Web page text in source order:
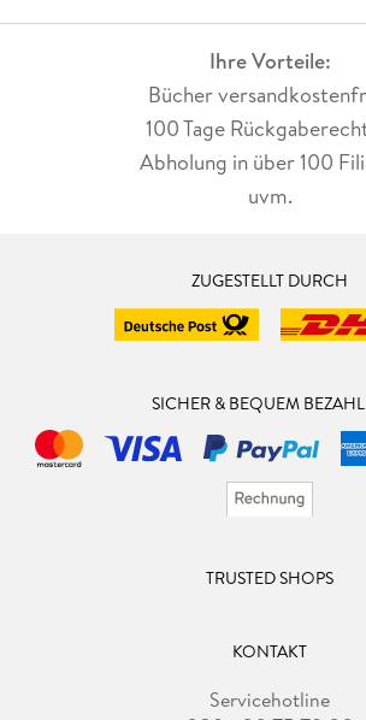
Ihre Vorteile:
Bücher
100 Tage
Abholung in über 100
uvm.
ZUGESTELLT DURCH
SICHER & BEQUEM
TRUSTED SHOPS
KONTAKT
Servicehotline